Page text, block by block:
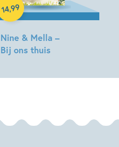
Nine & Mella –
Bij ons thuis
Brudet,
14,99